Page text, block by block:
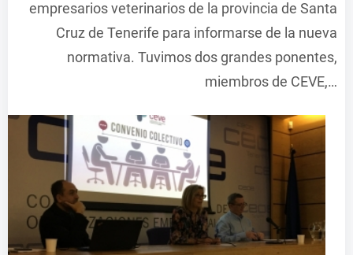
empresarios veterinarios de la provincia de Santa
Cruz de Tenerife para informarse de la nueva
normativa. Tuvimos dos grandes ponentes,
miembros de CEVE,…